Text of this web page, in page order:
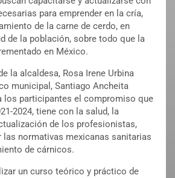
para emprender en la cría,
de la carne de cerdo, en
de la población, sobre todo que la
en México.
la alcaldesa, Rosa Irene Urbina
municipal, Santiago Ancheita
los participantes el compromiso que
2024, tiene con la salud, la
de los profesionistas,
las normativas mexicanas sanitarias
de cárnicos.
un curso teórico y práctico de